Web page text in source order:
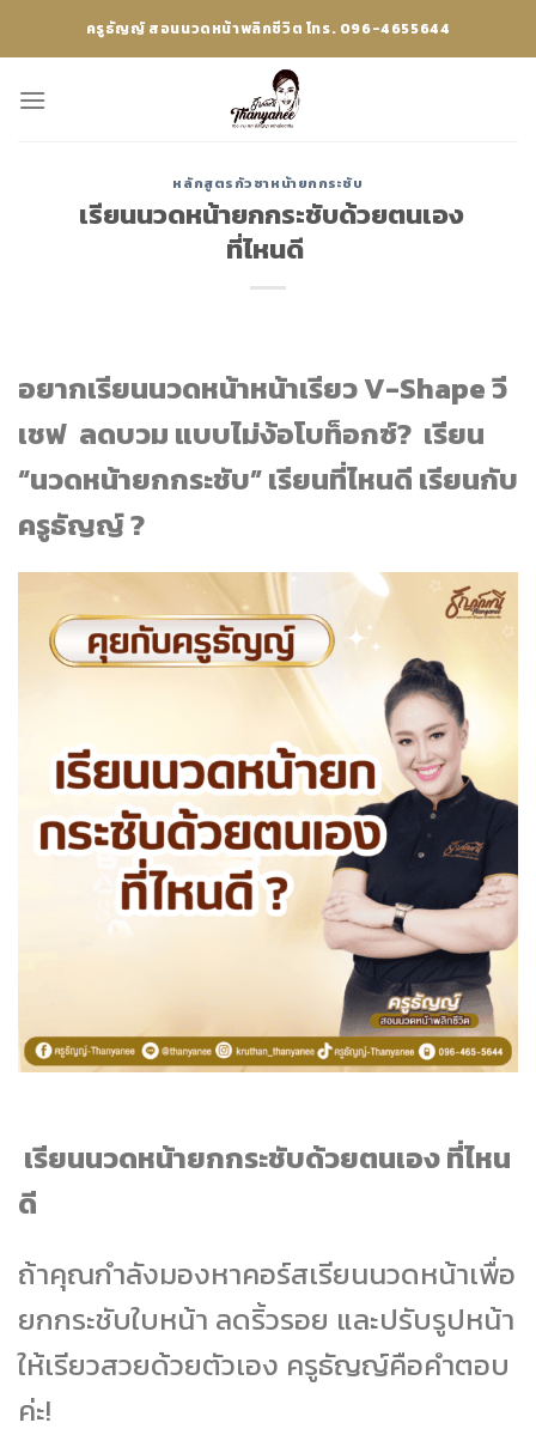
ครูธัญญ์ สอนนวดหน้าพลิกชีวิต โทร. 096-4655644
หลักสูตรกัวซาหน้ายกกระชับ
เรียนนวดหน้ายกกระชับด้วยตนเอง
ที่ไหนดี
อยากเรียนนวดหน้าหน้าเรียว V-Shape วี
เชฟ ลดบวม แบบไม่ง้อโบท็อกซ์? เรียน
“นวดหน้ายกกระชับ” เรียนที่ไหนดี เรียนกับ
ครูธัญญ์ ?
เรียนนวดหน้ายกกระชับด้วยตนเอง ที่ไหน
ดี
ถ้าคุณกำลังมองหาคอร์สเรียนนวดหน้าเพื่อ
ยกกระชับใบหน้า ลดริ้วรอย และปรับรูปหน้า
ให้เรียวสวยด้วยตัวเอง ครูธัญญ์คือคำตอบ
ค่ะ!